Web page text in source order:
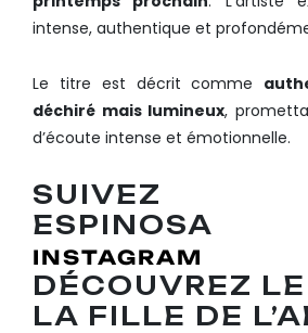
intense, authentique et
Le titre est décrit comme
déchiré mais lumineux,
d’écoute intense et émotionnelle.
SUIVEZ
INSTAGRAM
DÉCOUVREZ
LA FILLE DE